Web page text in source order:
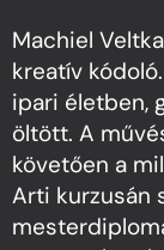
Machiel
kreatív
ipari életben,
öltött. A
követően a
Arti kurzusán